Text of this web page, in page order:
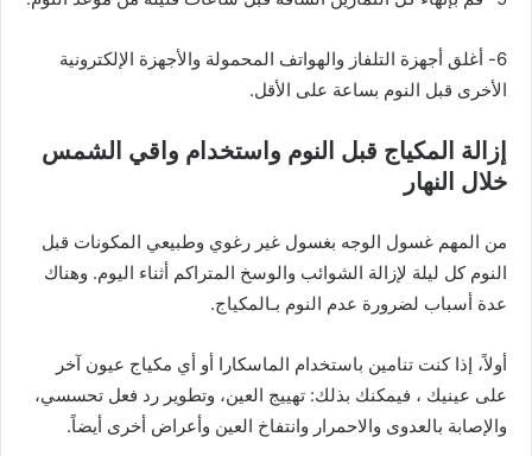
6- أغلق أجهزة التلفاز والهواتف المحمولة والأجهزة الإلكترونية
الأخرى قبل النوم بساعة على الأقل.
إزالة المكياج قبل النوم واستخدام واقي الشمس
خلال النهار
من المهم غسول ​​الوجه بغسول غير رغوي وطبيعي المكونات قبل
النوم كل ليلة لإزالة الشوائب والوسخ المتراكم أثناء اليوم. وهناك
عدة أسباب لضرورة عدم النوم بـالمكياج.
أولاً، إذا كنت تنامين باستخدام الماسكارا أو أي مكياج عيون آخر
على عينيك ، فيمكنك بذلك: تهييج العين، وتطوير رد فعل تحسسي،
والإصابة بالعدوى والاحمرار وانتفاخ العين وأعراض أخرى أيضاً.